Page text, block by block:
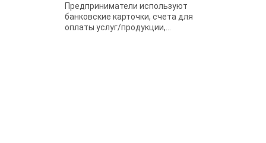
Предприниматели используют
банковские карточки, счета для
оплаты услуг/продукции,...